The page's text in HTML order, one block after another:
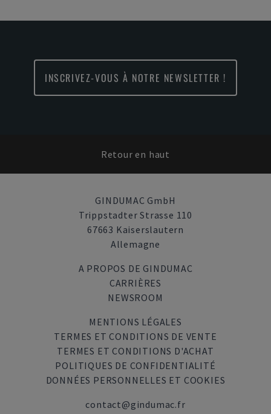
INSCRIVEZ-VOUS À NOTRE NEWSLETTER !
Retour en haut
GINDUMAC GmbH
Trippstadter Strasse 110
67663 Kaiserslautern
Allemagne
A PROPOS DE GINDUMAC
CARRIÈRES
NEWSROOM
MENTIONS LÉGALES
TERMES ET CONDITIONS DE VENTE
TERMES ET CONDITIONS D'ACHAT
POLITIQUES DE CONFIDENTIALITÉ
DONNÉES PERSONNELLES ET COOKIES
contact@gindumac.fr